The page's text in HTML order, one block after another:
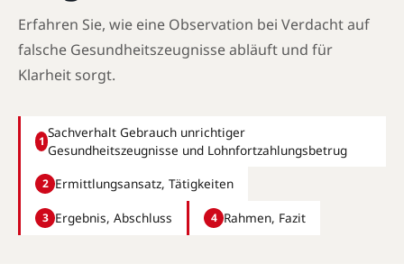
Erfahren Sie, wie eine Observation bei Verdacht auf
falsche Gesundheitszeugnisse abläuft und für
Klarheit sorgt.
1
Sachverhalt Gebrauch unrichtiger
Gesundheitszeugnisse und Lohnfortzahlungsbetrug
2 Ermittlungsansatz, Tätigkeiten
3 Ergebnis, Abschluss 4 Rahmen, Fazit